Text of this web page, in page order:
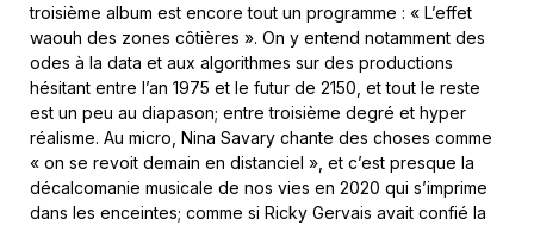
troisième album est encore tout un programme : « L’effet
waouh des zones côtières ». On y entend notamment des
odes à la data et aux algorithmes sur des productions
hésitant entre l’an 1975 et le futur de 2150, et tout le reste
est un peu au diapason; entre troisième degré et hyper
réalisme. Au micro, Nina Savary chante des choses comme
« on se revoit demain en distanciel », et c’est presque la
décalcomanie musicale de nos vies en 2020 qui s’imprime
dans les enceintes; comme si Ricky Gervais avait confié la